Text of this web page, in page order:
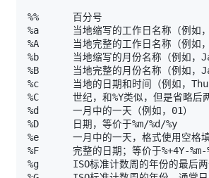
%c      当地的日期和时间（例如，